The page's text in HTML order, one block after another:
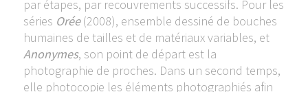
par étapes, par recouvrements successifs. Pour les
séries Orée(2008), ensemble dessiné de bouches
humaines de tailles et de matériaux variables, et
Anonymes, son point de départ est la
photographie de proches. Dans un second temps,
elle photocopie les éléments photographiés afin